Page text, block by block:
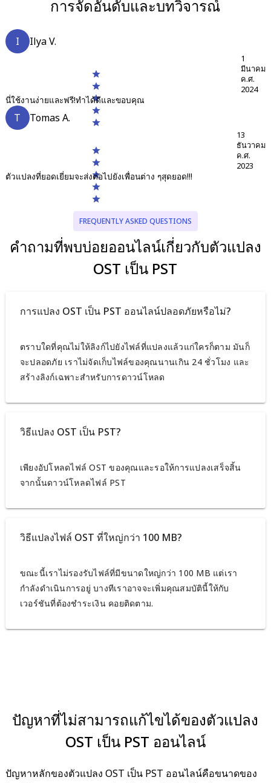
การจัดอันดับและบทวิจารณ์
I Ilya V.
1
มีนาคม
ค.ศ.
2024
นี่ใช้งานง่ายและฟรี!ทำได้ดีและขอบคุณ
T Tomas A.
13
ธันวาคม
ค.ศ.
2023
ตัวแปลงที่ยอดเยี่ยมจะส่งต่อไปยังเพื่อนต่าง ๆสุดยอด!!!
FREQUENTLY ASKED QUESTIONS
คำถามที่พบบ่อยออนไลน์เกี่ยวกับตัวแปลง
OST เป็น PST
การแปลง OST เป็น PST ออนไลน์ปลอดภัยหรือไม่?
ตราบใดที่คุณไม่ให้ลิงก์ไปยังไฟล์ที่แปลงแล้วแก่ใครก็ตาม มันก็
จะปลอดภัย เราไม่จัดเก็บไฟล์ของคุณนานเกิน 24 ชั่วโมง และ
สร้างลิงก์เฉพาะสำหรับการดาวน์โหลด
วิธีแปลง OST เป็น PST?
เพียงอัปโหลดไฟล์ OST ของคุณและรอให้การแปลงเสร็จสิ้น
จากนั้นดาวน์โหลดไฟล์ PST
วิธีแปลงไฟล์ OST ที่ใหญ่กว่า 100 MB?
ขณะนี้เราไม่รองรับไฟล์ที่มีขนาดใหญ่กว่า 100 MB แต่เรา
กำลังดำเนินการอยู่ บางทีเราอาจจะเพิ่มคุณสมบัตินี้ให้กับ
เวอร์ชันที่ต้องชำระเงิน คอยติดตาม.
ปัญหาที่ไม่สามารถแก้ไขได้ของตัวแปลง
OST เป็น PST ออนไลน์
ปัญหาหลักของตัวแปลง OST เป็น PST ออนไลน์คือขนาดของ